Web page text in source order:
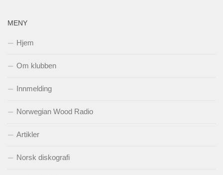
MENY
Hjem
Om klubben
Innmelding
Norwegian Wood Radio
Artikler
Norsk diskografi